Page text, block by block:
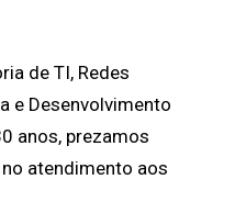
de TI, Redes
e Desenvolvimento
anos, prezamos
atendimento aos